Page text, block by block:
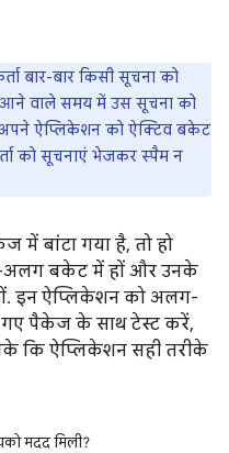
बार-बार किसी सूचना को
आने वाले समय में उस सूचना को
ऐप्लिकेशन को ऐक्टिव बकेट
को सूचनाएं भेजकर स्पैम न
बांटा गया है, तो हो
बकेट में हों और उनके
इन ऐप्लिकेशन को अलग-
पैकेज के साथ टेस्ट करें,
कि ऐप्लिकेशन सही तरीके
मदद मिली?